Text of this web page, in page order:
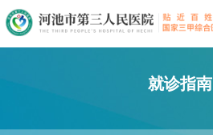
就诊指南